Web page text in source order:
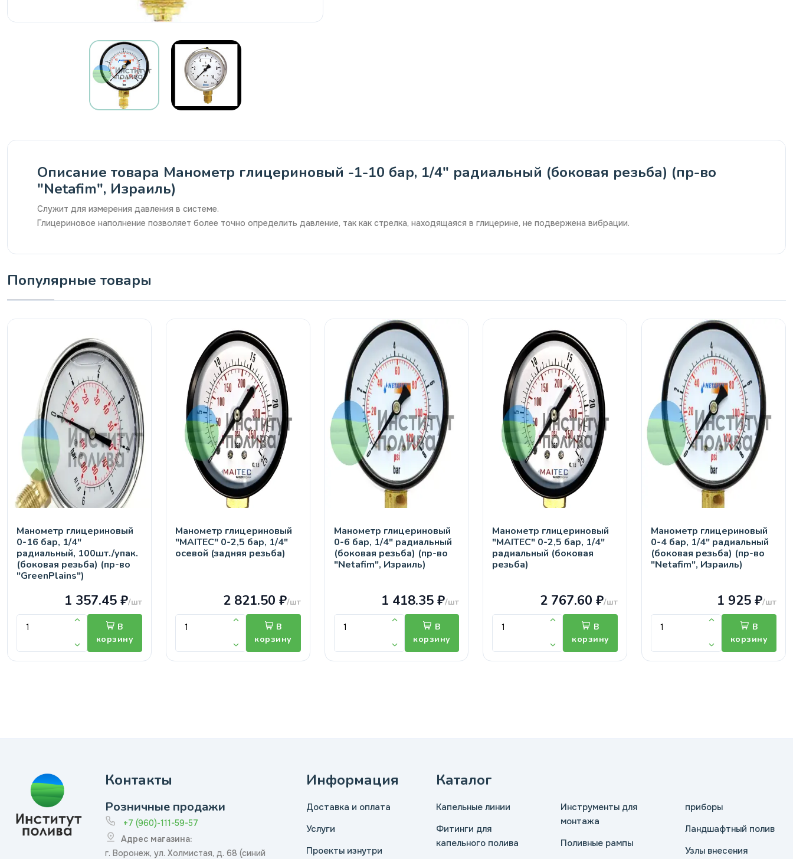
Описание товара Манометр глицериновый -1-10 бар, 1/4" радиальный (боковая резьба) (пр-во
"Netafim", Израиль)
Служит для измерения давления в системе.
Глицериновое наполнение позволяет более точно определить давление, так как стрелка, находящаяся в глицерине, не подвержена вибрации.
Популярные товары
Манометр глицериновый
0-16 бар, 1/4"
радиальный, 100шт./упак.
(боковая резьба) (пр-во
"GreenPlains")
1 357.45 ₽/шт
В
корзину
Манометр глицериновый
"MAITEC" 0-2,5 бар, 1/4"
осевой (задняя резьба)
2 821.50 ₽/шт
В
корзину
Манометр глицериновый
0-6 бар, 1/4" радиальный
(боковая резьба) (пр-во
"Netafim", Израиль)
1 418.35 ₽/шт
В
корзину
Манометр глицериновый
"MAITEC" 0-2,5 бар, 1/4"
радиальный (боковая
резьба)
2 767.60 ₽/шт
В
корзину
Манометр глицериновый
0-4 бар, 1/4" радиальный
(боковая резьба) (пр-во
"Netafim", Израиль)
1 925 ₽/шт
В
корзину
Контакты
Розничные продажи
+7 (960)-111-59-57
Адрес магазина:
г. Воронеж, ул. Холмистая, д. 68 (синий
Информация
Доставка и оплата
Услуги
Проекты изнутри
Каталог
Капельные линии
Фитинги для
капельного полива
Инструменты для
монтажа
Поливные рампы
приборы
Ландшафтный полив
Узлы внесения